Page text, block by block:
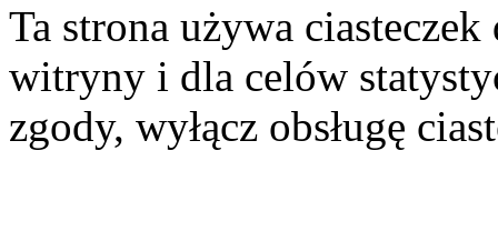
Ta strona używa
witryny i dla celów
zgody, wyłącz obsługę